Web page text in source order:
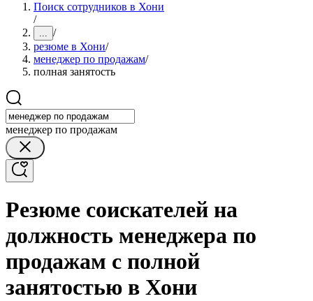
Поиск сотрудников в Хони
/
... /
резюме в Хони/
менеджер по продажам/
полная занятость
менеджер по продажам
Резюме соискателей на
должность менеджера по
продажам с полной
занятостью в Хони